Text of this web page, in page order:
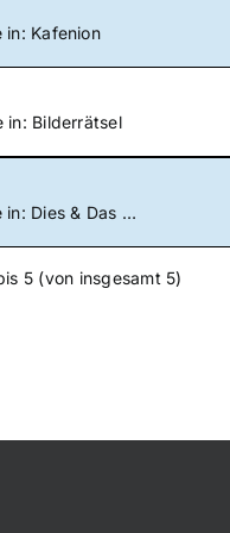
in: Kafenion
in: Bilderrätsel
in: Dies & Das …
5 (von insgesamt 5)